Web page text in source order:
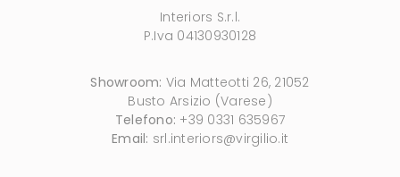
Interiors S.r.l.
P.Iva 04130930128
Showroom: Via Matteotti 26, 21052
Busto Arsizio (Varese)
Telefono: +39 0331 635967
Email: srl.interiors@virgilio.it